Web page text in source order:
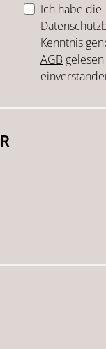
Ich habe die
Kenntnis
AGB